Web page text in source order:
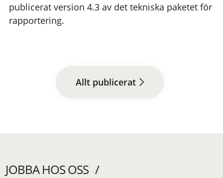
publicerat version 4.3 av det tekniska paketet för
rapportering.
Allt publicerat
JOBBA HOS OSS